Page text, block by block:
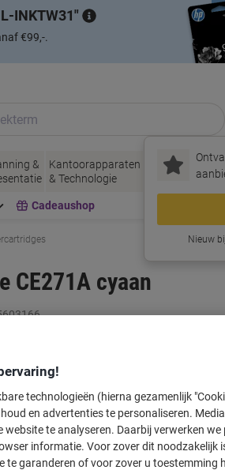
INKTW31
€99,-.
Nieuw
&
Kantoorapparaten
& Technologie
Inkt &
Toner
Papier,
&
Cadeaushop
CE271A cyaan
Aantal Excl. btw
€ 604,00
technologieën (hierna gezamenlijk
en advertenties te personaliseren.
te analyseren. Daarbij verwerken we
informatie. Voor zover dit noodzakelijk
te garanderen of voor zover u toestemming